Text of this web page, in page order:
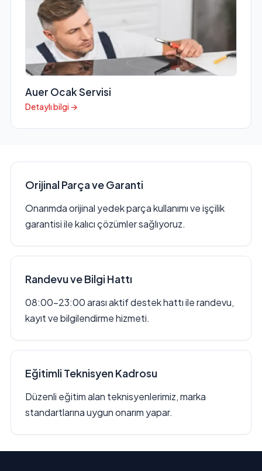
Auer Ocak Servisi
Detaylı bilgi →
Orijinal Parça ve Garanti
Onarımda orijinal yedek parça kullanımı ve işçilik
garantisi ile kalıcı çözümler sağlıyoruz.
Randevu ve Bilgi Hattı
08:00–23:00 arası aktif destek hattı ile randevu,
kayıt ve bilgilendirme hizmeti.
Eğitimli Teknisyen Kadrosu
Düzenli eğitim alan teknisyenlerimiz, marka
standartlarına uygun onarım yapar.